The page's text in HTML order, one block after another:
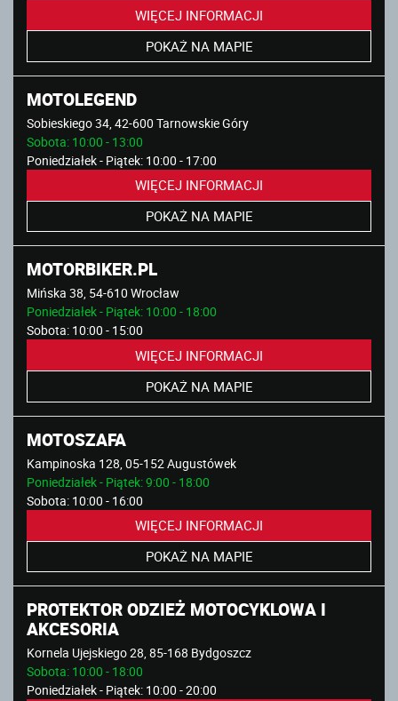
WIĘCEJ INFORMACJI
POKAŻ NA MAPIE
MOTOLEGEND
Sobieskiego 34, 42-600 Tarnowskie Góry
Sobota: 10:00 - 13:00
Poniedziałek - Piątek: 10:00 - 17:00
WIĘCEJ INFORMACJI
POKAŻ NA MAPIE
MOTORBIKER.PL
Mińska 38, 54-610 Wrocław
Poniedziałek - Piątek: 10:00 - 18:00
Sobota: 10:00 - 15:00
WIĘCEJ INFORMACJI
POKAŻ NA MAPIE
MOTOSZAFA
Kampinoska 128, 05-152 Augustówek
Poniedziałek - Piątek: 9:00 - 18:00
Sobota: 10:00 - 16:00
WIĘCEJ INFORMACJI
POKAŻ NA MAPIE
PROTEKTOR ODZIEŻ MOTOCYKLOWA I
AKCESORIA
Kornela Ujejskiego 28, 85-168 Bydgoszcz
Sobota: 10:00 - 18:00
Poniedziałek - Piątek: 10:00 - 20:00